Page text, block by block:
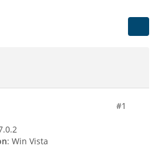
#1
: Win Vista